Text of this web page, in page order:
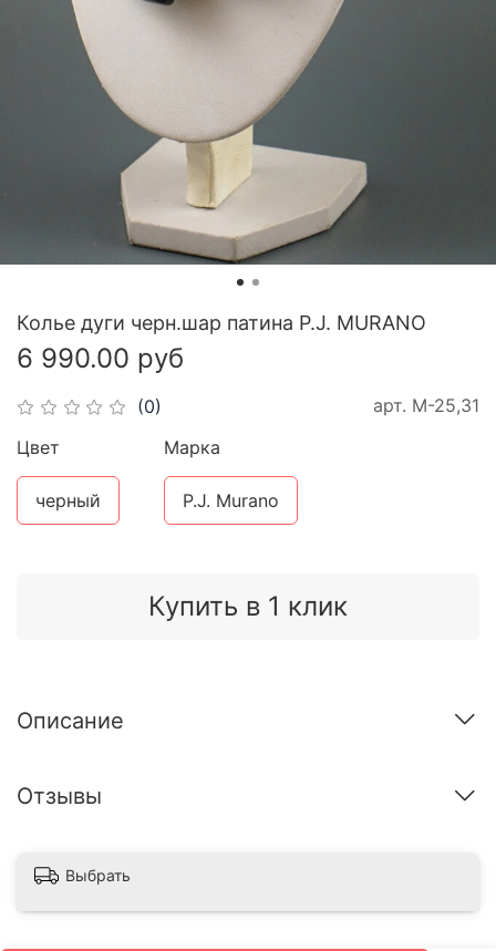
(0) арт. М-25,31
Колье дуги черн.шар патина P.J. MURANO
6 990.00 руб
Купить в 1 клик
Цвет
черный
Марка
P.J. Murano
Описание
Отзывы
Выбрать